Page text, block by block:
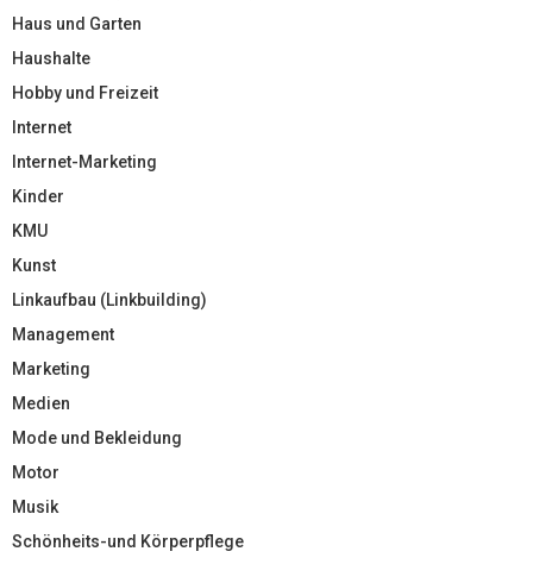
Haus und Garten
Haushalte
Hobby und Freizeit
Internet
Internet-Marketing
Kinder
KMU
Kunst
Linkaufbau (Linkbuilding)
Management
Marketing
Medien
Mode und Bekleidung
Motor
Musik
Schönheits-und Körperpflege